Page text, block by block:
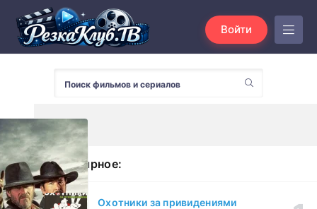
Войти
Популярное:
Охотники за привидениями